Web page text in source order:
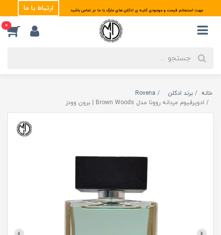
جهت استعلام قیمت و موجودی کلیه ی ادکلن های مارک با ما در تماس باشید ارتباط با ما
0
خانه برند ادکلن
Rovena
ادوپرفیوم مردانه روونا مدل Brown Woods | برون وودز